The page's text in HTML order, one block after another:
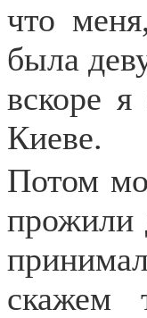
что
была
вскоре
Киеве.
Потом
прожили
скажем